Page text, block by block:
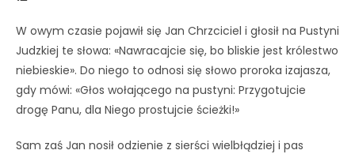
W owym czasie pojawił się Jan Chrzciciel i głosił na Pustyni
Judzkiej te słowa: «Nawracajcie się, bo bliskie jest królestwo
niebieskie». Do niego to odnosi się słowo proroka izajasza,
gdy mówi: «Głos wołającego na pustyni: Przygotujcie
drogę Panu, dla Niego prostujcie ścieżki!»
Sam zaś Jan nosił odzienie z sierści wielbłądziej i pas